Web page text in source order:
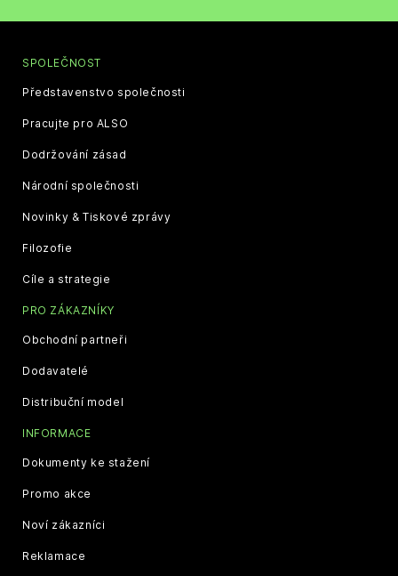
SPOLEČNOST
Představenstvo společnosti
Pracujte pro ALSO
Dodržování zásad
Národní společnosti
Novinky & Tiskové zprávy
Filozofie
Cíle a strategie
PRO ZÁKAZNÍKY
Obchodní partneři
Dodavatelé
Distribuční model
INFORMACE
Dokumenty ke stažení
Promo akce
Noví zákazníci
Reklamace